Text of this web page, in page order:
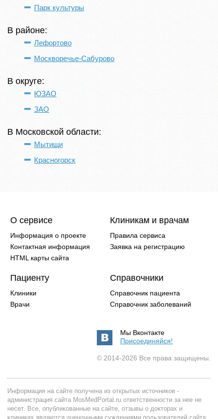
Парк культуры
В районе:
Лефортово
Москворечье-Сабурово
В округе:
ЮЗАО
ЗАО
В Московской области:
Мытищи
Красногорск
О сервисе
Информация о проекте
Контактная информация
HTML карты сайта
Клиникам и врачам
Правила сервиса
Заявка на регистрацию
Пациенту
Клиники
Врачи
Справочники
Справочник пациента
Справочник заболеваний
Мы Вконтакте
Присоединяйся!
© 2014-2026 Все права защищены.
Информация на сайте получена из открытых источников -
администрация сайта MosMedPortal.ru ответственности за нее не
несет. Все, опубликованные на сайте, отзывы о докторах и
клиниках являются оценочными суждениями пользователей сайта